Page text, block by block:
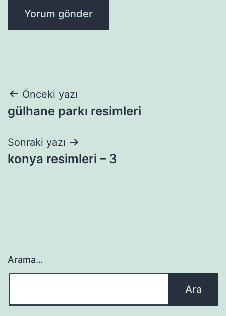
Yazı
gezinmesi
Önceki yazı
gülhane parkı resimleri
Sonraki yazı
konya resimleri – 3
Arama…